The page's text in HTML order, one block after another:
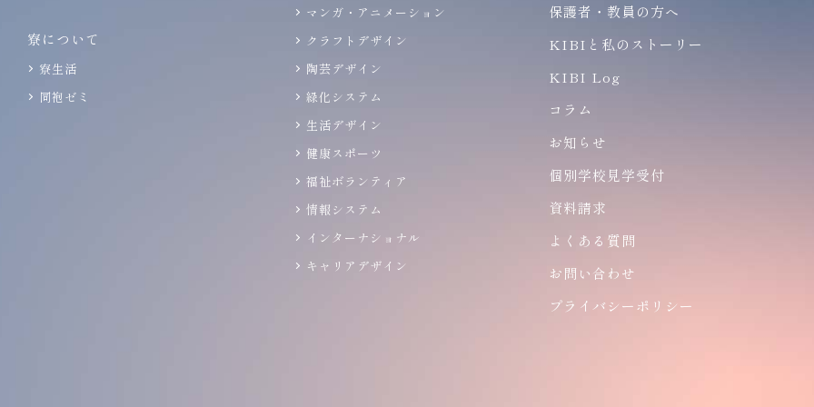
寮について
寮生活
同袍ゼミ
マンガ・アニメーション
クラフトデザイン
陶芸デザイン
緑化システム
生活デザイン
健康スポーツ
福祉ボランティア
情報システム
インターナショナル
キャリアデザイン
保護者・教員の方へ
KIBIと私のストーリー
KIBI Log
コラム
お知らせ
個別学校見学受付
資料請求
よくある質問
お問い合わせ
プライバシーポリシー